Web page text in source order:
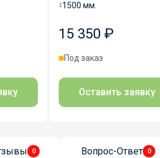
↕1500 мм.
15 350 ₽
Под заказ
Оставить заявку
0 Вопрос-Ответ 0